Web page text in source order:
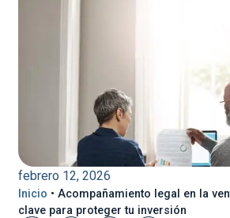
febrero 12, 2026
Inicio •Acompañamiento legal en la
clave para proteger tu inversión